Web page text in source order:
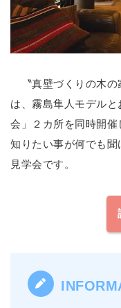
〝真壁づくりの木の
は、霧島隼人モデル
会」２カ所を同時開催
知りたい事が何でも
見学会です。